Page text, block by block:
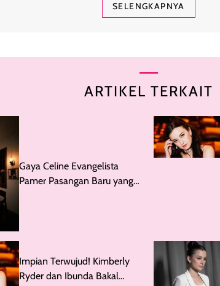
SELENGKAPNYA
ARTIKEL TERKAIT
Gaya Celine Evangelista
Pamer Pasangan Baru yang
Impian Terwujud! Kimberly
Ryder dan Ibunda Bakal